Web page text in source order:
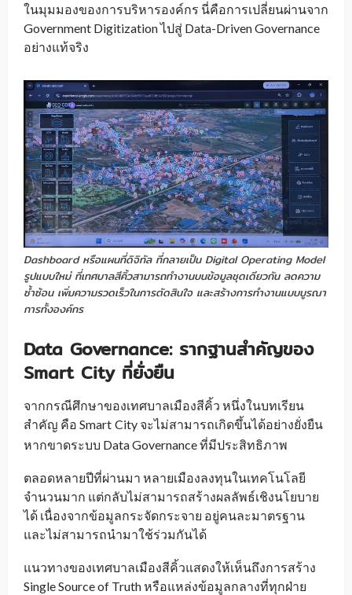
ในมุมมองของการบริหารองค์กร นี่คือการเปลี่ยนผ่านจาก
Government Digitization ไปสู่ Data-Driven Governance
อย่างแท้จริง
Dashboard หรือแผนที่ดิจิทัล ที่กลายเป็น Digital Operating Model
รูปแบบใหม่ ที่เทศบาลสีคิ้วสามารถทำงานบนข้อมูลชุดเดียวกัน ลดความ
ซ้ำซ้อน เพิ่มความรวดเร็วในการตัดสินใจ และสร้างการทำงานแบบบูรณา
การทั้งองค์กร
Data Governance: รากฐานสำคัญของ
Smart City ที่ยั่งยืน
จากกรณีศึกษาของเทศบาลเมืองสีคิ้ว หนึ่งในบทเรียน
สำคัญ คือ Smart City จะไม่สามารถเกิดขึ้นได้อย่างยั่งยืน
หากขาดระบบ Data Governance ที่มีประสิทธิภาพ
ตลอดหลายปีที่ผ่านมา หลายเมืองลงทุนในเทคโนโลยี
จำนวนมาก แต่กลับไม่สามารถสร้างผลลัพธ์เชิงนโยบาย
ได้ เนื่องจากข้อมูลกระจัดกระจาย อยู่คนละมาตรฐาน
และไม่สามารถนำมาใช้ร่วมกันได้
แนวทางของเทศบาลเมืองสีคิ้วแสดงให้เห็นถึงการสร้าง
Single Source of Truth หรือแหล่งข้อมูลกลางที่ทุกฝ่าย